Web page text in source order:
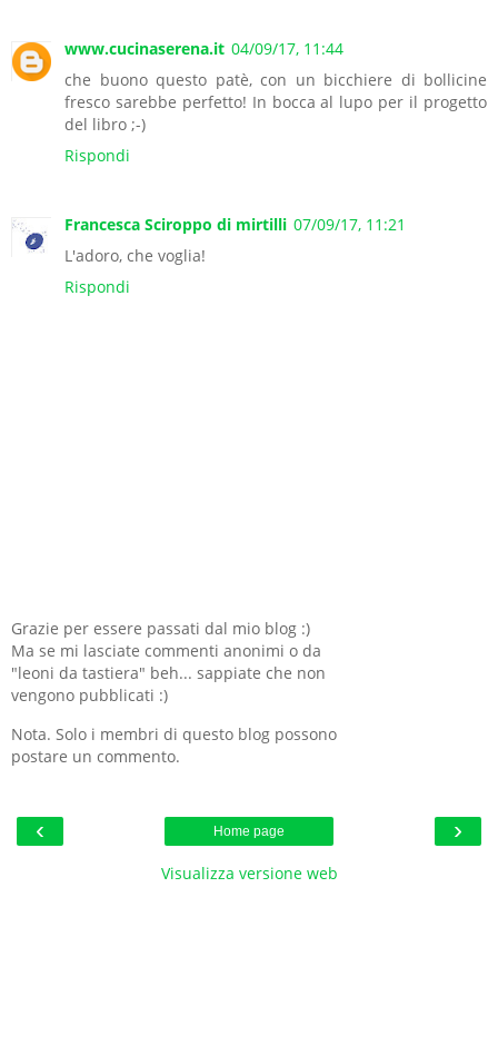
www.cucinaserena.it 04/09/17, 11:44
che buono questo patè, con un bicchiere di bollicine
fresco sarebbe perfetto! In bocca al lupo per il progetto
del libro ;-)
Rispondi
Francesca Sciroppo di mirtilli 07/09/17, 11:21
L'adoro, che voglia!
Rispondi
Grazie per essere passati dal mio blog :)
Ma se mi lasciate commenti anonimi o da
"leoni da tastiera" beh... sappiate che non
vengono pubblicati :)
Nota. Solo i membri di questo blog possono
postare un commento.
‹ ›
Home page
Visualizza versione web